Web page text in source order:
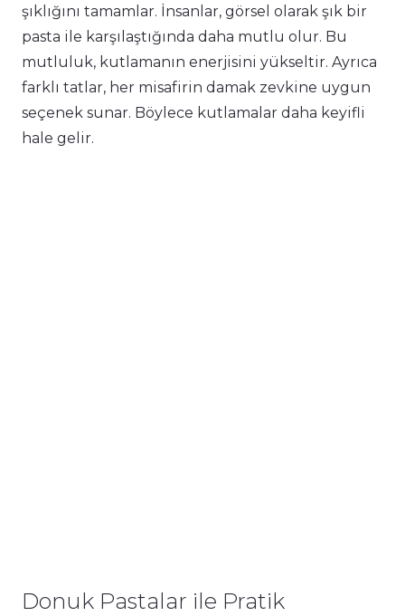
şıklığını tamamlar. İnsanlar, görsel olarak şık bir
pasta ile karşılaştığında daha mutlu olur. Bu
mutluluk, kutlamanın enerjisini yükseltir. Ayrıca
farklı tatlar, her misafirin damak zevkine uygun
seçenek sunar. Böylece kutlamalar daha keyifli
hale gelir.
Donuk Pastalar ile Pratik